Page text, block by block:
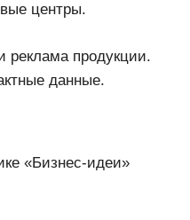
центры.
реклама продукции.
данные.
«Бизнес-идеи»